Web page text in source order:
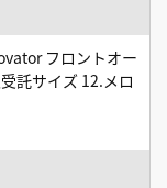
フロントオー
託サイズ 12.メロ